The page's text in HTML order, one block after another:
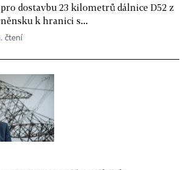
dostavbu 23 kilometrů dálnice D52 z
k hranici s...
čtení